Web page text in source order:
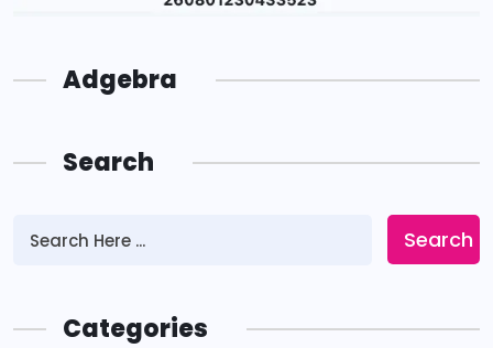
Adgebra
Search
Search
Categories